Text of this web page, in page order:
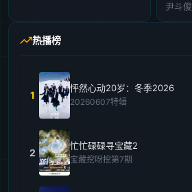
尹斗俊
热播榜
1
怦然心动20岁：冬季2026
20260607特辑
2
忙忙碌碌寻宝藏2
宝藏挖呀挖第7期